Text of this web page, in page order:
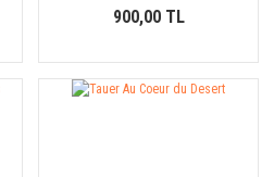
900,00 TL